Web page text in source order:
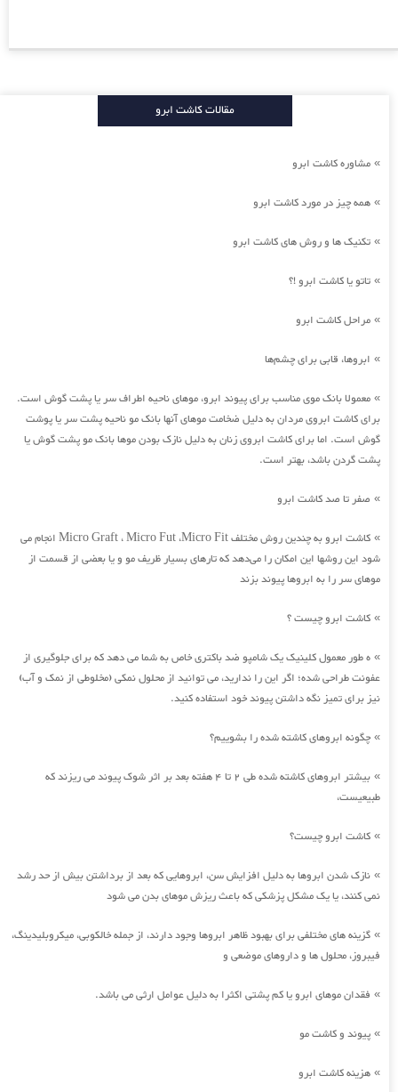
مقالات کاشت ابرو
» مشاوره کاشت ابرو
» همه چیز در مورد کاشت ابرو
» تکنیک ها و روش های کاشت ابرو
» تاتو یا کاشت ابرو !؟
» مراحل کاشت ابرو
» ابروها، قابی برای چشم‌ها
» معمولا بانک موی مناسب برای پیوند ابرو، موهای ناحیه اطراف سر یا پشت گوش است.
برای کاشت ابروی مردان به دلیل ضخامت موهای آنها بانک مو ناحیه پشت سر یا پوشت
گوش است. اما برای کاشت ابروی زنان به دلیل نازک بودن موها بانک مو پشت گوش یا
پشت گردن باشد، بهتر است.
» صفر تا صد کاشت ابرو
»
کاشت ابرو به چندین روش مختلف Micro Graft ، Micro Fut ،Micro Fit انجام می
شود این روشها این امکان را می‌دهد که تارهای بسیار ظریف مو و یا بعضی از قسمت از
موهای سر را به ابروها پیوند بزند
» کاشت ابرو چیست ؟
» ه طور معمول کلینیک یک شامپو ضد باکتری خاص به شما می دهد که برای جلوگیری از
عفونت طراحی شده؛ اگر این را ندارید، می توانید از محلول نمکی (مخلوطی از نمک و آب)
نیز برای تمیز نگه داشتن پیوند خود استفاده کنید.
» چگونه ابروهای کاشته شده را بشوییم؟
»
بیشتر ابروهای کاشته شده طی 2 تا 4 هفته بعد بر اثر شوک پیوند می ریزند که
طبیعیست،
» کاشت ابرو چیست؟
» نازک شدن ابروها به دلیل افزایش سن، ابروهایی که بعد از برداشتن بیش از حد رشد
نمی کنند، یا یک مشکل پزشکی که باعث ریزش موهای بدن می شود
» گزینه های مختلفی برای بهبود ظاهر ابروها وجود دارند، از جمله خالکوبی، میکروبلیدینگ،
فیبروز، محلول ها و داروهای موضعی و
» فقدان موهای ابرو یا کم پشتی اکثرا به دلیل عوامل ارثی می باشد.
» پیوند و کاشت مو
» هزینه کاشت ابرو